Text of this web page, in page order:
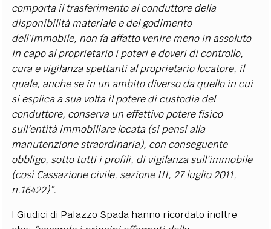
comporta il trasferimento al conduttore della
disponibilità materiale e del godimento
dell’immobile, non fa affatto venire meno in assoluto
in capo al proprietario i poteri e doveri di controllo,
cura e vigilanza spettanti al proprietario locatore, il
quale, anche se in un ambito diverso da quello in cui
si esplica a sua volta il potere di custodia del
conduttore, conserva un effettivo potere fisico
sull’entità immobiliare locata (si pensi alla
manutenzione straordinaria), con conseguente
obbligo, sotto tutti i profili, di vigilanza sull’immobile
(così Cassazione civile, sezione III, 27 luglio 2011,
n.16422)”.
I Giudici di Palazzo Spada hanno ricordato inoltre